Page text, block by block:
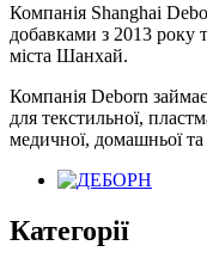
Компанія Shanghai
добавками з 2013 року
міста Шанхай.
Компанія Deborn
для текстильної,
медичної, домашньої та
Категорії